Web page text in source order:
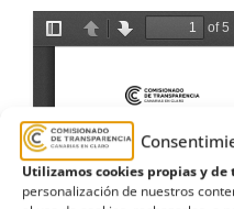
Utilizamos cookies propias y de
personalización de nuestros